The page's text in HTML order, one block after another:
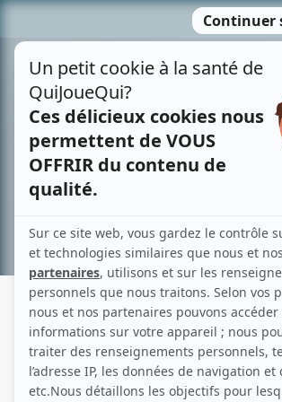
contenu
BABS GADBOIS
Liens
Fiche de Babs Gadbois sur Showbizz.net